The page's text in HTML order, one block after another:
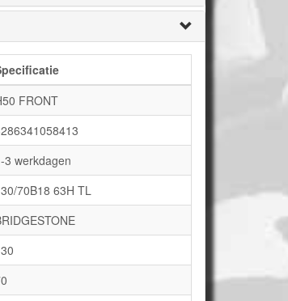
FRONT
3 werkdagen
70B18 63H TL